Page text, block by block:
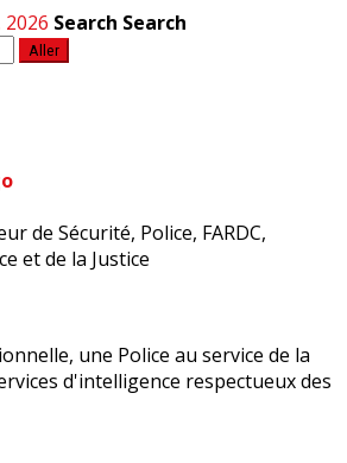
Search Search
Aller
de Sécurité, Police, FARDC,
et de la Justice
une Police au service de la
d'intelligence respectueux des